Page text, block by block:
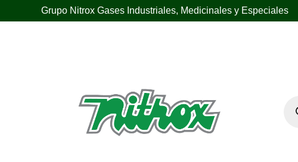
Grupo Nitrox Gases Industriales, Medicinales y Especiales